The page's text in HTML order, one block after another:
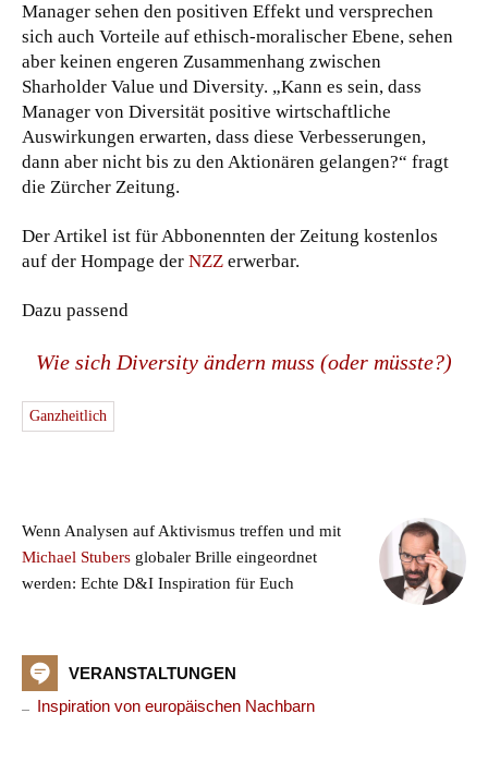
Manager sehen den positiven Effekt und versprechen
sich auch Vorteile auf ethisch-moralischer Ebene, sehen
aber keinen engeren Zusammenhang zwischen
Sharholder Value und Diversity. „Kann es sein, dass
Manager von Diversität positive wirtschaftliche
Auswirkungen erwarten, dass diese Verbesserungen,
dann aber nicht bis zu den Aktionären gelangen?“ fragt
die Zürcher Zeitung.
Der Artikel ist für Abbonennten der Zeitung kostenlos
auf der Hompage der NZZ erwerbar.
Dazu passend
Wie sich Diversity ändern muss (oder müsste?)
Ganzheitlich
Wenn Analysen auf Aktivismus treffen und mit
Michael Stubers globaler Brille eingeordnet
werden: Echte D&I Inspiration für Euch
VERANSTALTUNGEN
Inspiration von europäischen Nachbarn